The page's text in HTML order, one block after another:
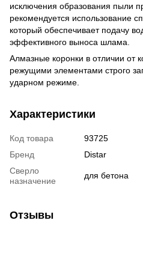
исключения образования пыли
рекомендуется использование
который обеспечивает подачу
эффективного выноса шлама.
Алмазные коронки в отличии от
режущими элементами строго
ударном режиме.
Характеристики
Код товара
93725
Бренд
Distar
Сверло
назначение
для бетона
Отзывы